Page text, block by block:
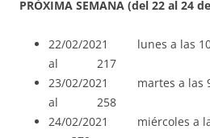
PRÓXIMA SEMANA (del 22 al 24
22/02/2021 lunes a las
al 217
23/02/2021 martes a
al 258
24/02/2021 miércoles a